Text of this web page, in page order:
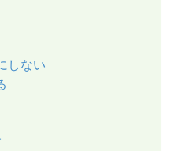
しない